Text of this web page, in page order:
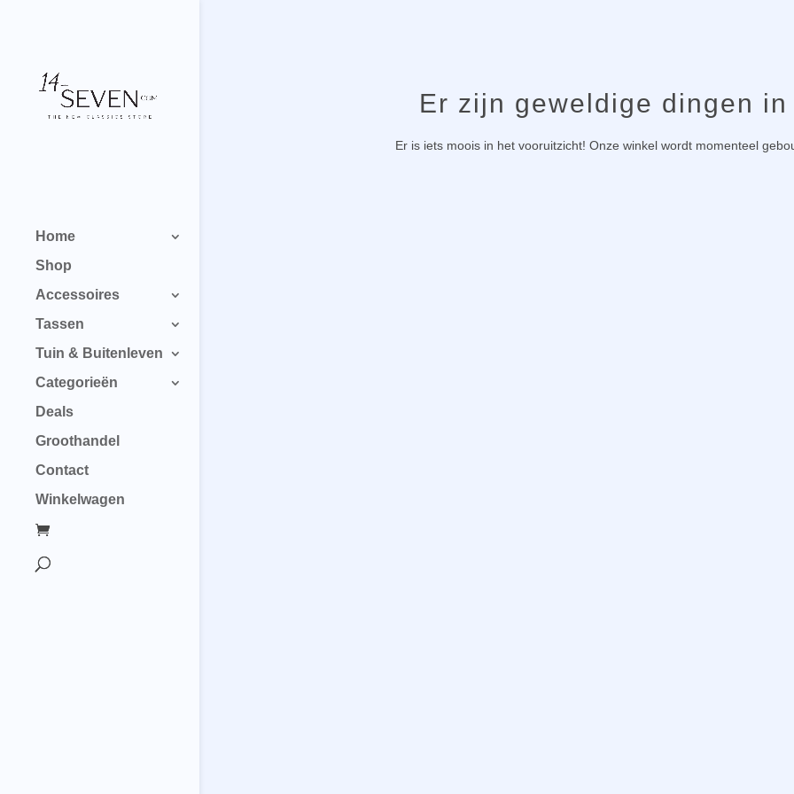
Home
Shop
Accessoires
Tassen
Tuin & Buitenleven
Categorieën
Deals
Groothandel
Contact
Winkelwagen
Er zijn geweldige dingen
Er is iets moois in het vooruitzicht! Onze winkel wordt momenteel